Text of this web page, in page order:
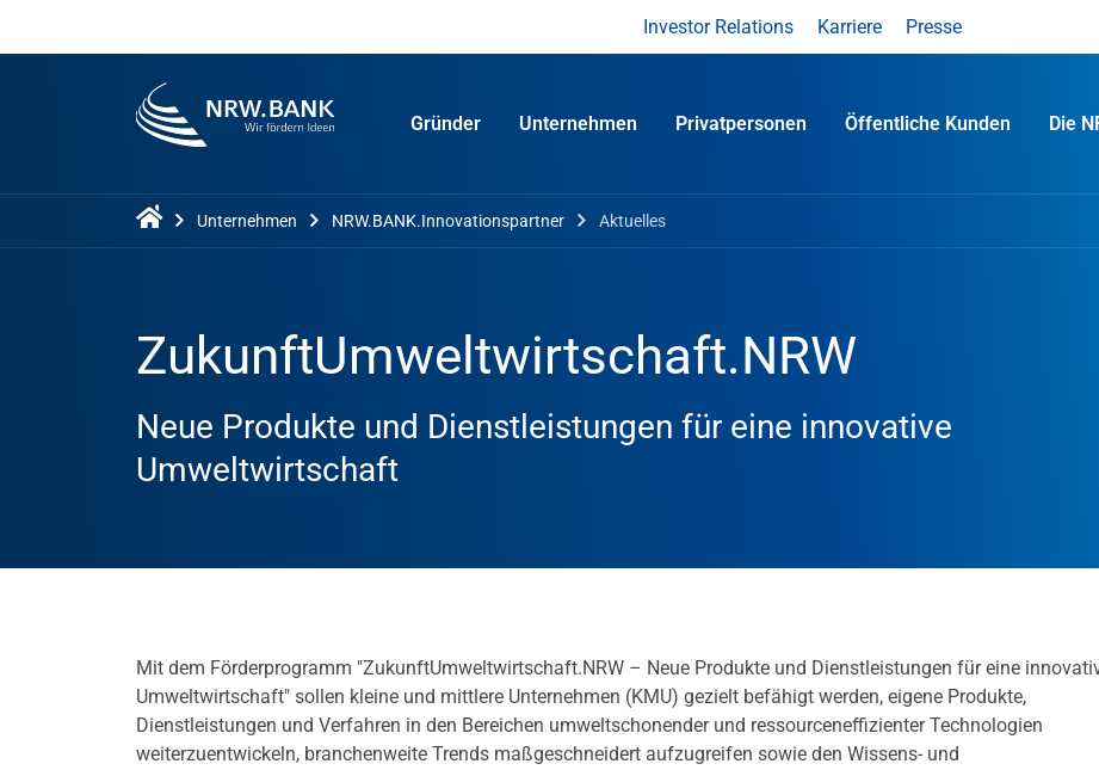
Investor Relations Karriere Presse
Gründer Unternehmen Privatpersonen Öffentliche Kunden Die
Unternehmen NRW.BANK.Innovationspartner Aktuelles
ZukunftUmweltwirtschaft.NRW
Neue Produkte und Dienstleistungen für eine innovative
Umweltwirtschaft
Mit dem Förderprogramm "ZukunftUmweltwirtschaft.NRW – Neue Produkte und Dienstleistungen für eine
Umweltwirtschaft" sollen kleine und mittlere Unternehmen (KMU) gezielt befähigt werden, eigene Produkte,
Dienstleistungen und Verfahren in den Bereichen umweltschonender und ressourceneffizienter Technologien
weiterzuentwickeln, branchenweite Trends maßgeschneidert aufzugreifen sowie den Wissens- und